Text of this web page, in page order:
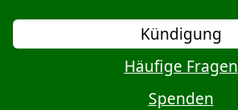
Kündigung
Häufige Fragen
Spenden